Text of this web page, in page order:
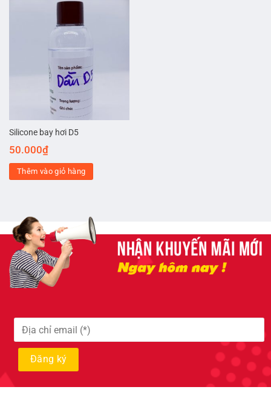
Silicone bay hơi D5
50.000₫
Thêm vào giỏ hàng